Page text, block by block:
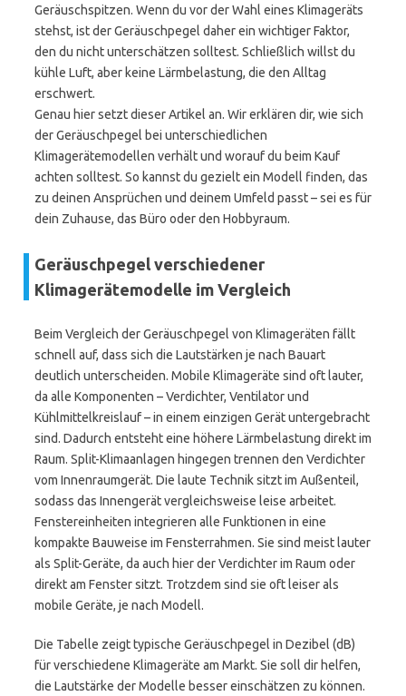
Geräuschspitzen. Wenn du vor der Wahl eines Klimageräts
stehst, ist der Geräuschpegel daher ein wichtiger Faktor,
den du nicht unterschätzen solltest. Schließlich willst du
kühle Luft, aber keine Lärmbelastung, die den Alltag
erschwert.
Genau hier setzt dieser Artikel an. Wir erklären dir, wie sich
der Geräuschpegel bei unterschiedlichen
Klimagerätemodellen verhält und worauf du beim Kauf
achten solltest. So kannst du gezielt ein Modell finden, das
zu deinen Ansprüchen und deinem Umfeld passt – sei es für
dein Zuhause, das Büro oder den Hobbyraum.
Geräuschpegel verschiedener
Klimagerätemodelle im Vergleich
Beim Vergleich der Geräuschpegel von Klimageräten fällt
schnell auf, dass sich die Lautstärken je nach Bauart
deutlich unterscheiden. Mobile Klimageräte sind oft lauter,
da alle Komponenten – Verdichter, Ventilator und
Kühlmittelkreislauf – in einem einzigen Gerät untergebracht
sind. Dadurch entsteht eine höhere Lärmbelastung direkt im
Raum. Split-Klimaanlagen hingegen trennen den Verdichter
vom Innenraumgerät. Die laute Technik sitzt im Außenteil,
sodass das Innengerät vergleichsweise leise arbeitet.
Fenstereinheiten integrieren alle Funktionen in eine
kompakte Bauweise im Fensterrahmen. Sie sind meist lauter
als Split-Geräte, da auch hier der Verdichter im Raum oder
direkt am Fenster sitzt. Trotzdem sind sie oft leiser als
mobile Geräte, je nach Modell.
Die Tabelle zeigt typische Geräuschpegel in Dezibel (dB)
für verschiedene Klimageräte am Markt. Sie soll dir helfen,
die Lautstärke der Modelle besser einschätzen zu können.